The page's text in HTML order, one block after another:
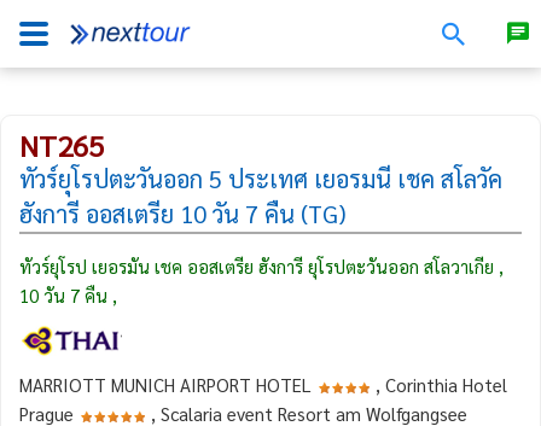
NT265
ทัวร์ยุโรปตะวันออก 5 ประเทศ เยอรมนี เชค สโลวัค
ฮังการี ออสเตรีย 10 วัน 7 คืน (TG)
ทัวร์ยุโรป เยอรมัน เชค ออสเตรีย ฮังการี ยุโรปตะวันออก สโลวาเกีย ,
10 วัน 7 คืน ,
MARRIOTT MUNICH AIRPORT HOTEL
, Corinthia Hotel
Prague
, Scalaria event Resort am Wolfgangsee